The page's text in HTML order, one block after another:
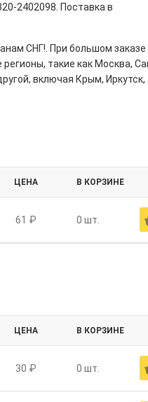
2402098. Поставка в
СНГ!. При большом заказе
такие как Москва,
включая Крым, Иркутск,
ЦЕНА В КОРЗИНЕ
61 ₽ 0 шт.
ЦЕНА В КОРЗИНЕ
30 ₽ 0 шт.